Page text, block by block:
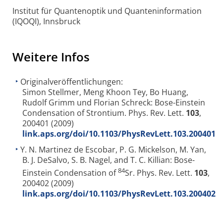
Institut für Quantenoptik und Quanteninformation
(IQOQI), Innsbruck
Weitere Infos
Originalveröffentlichungen:
Simon Stellmer, Meng Khoon Tey, Bo Huang,
Rudolf Grimm und Florian Schreck: Bose-Einstein
Condensation of Strontium. Phys. Rev. Lett. 103,
200401 (2009)
link.aps.org/doi/10.1103/PhysRevLett.103.200401
Y. N. Martinez de Escobar, P. G. Mickelson, M. Yan,
B. J. DeSalvo, S. B. Nagel, and T. C. Killian: Bose-
Einstein Condensation of84Sr. Phys. Rev. Lett. 103,
200402 (2009)
link.aps.org/doi/10.1103/PhysRevLett.103.200402